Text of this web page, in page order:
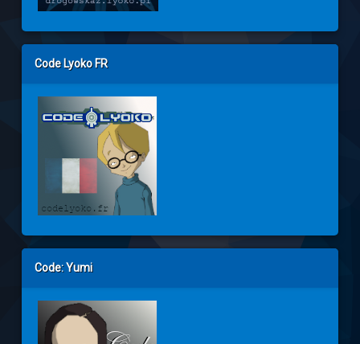
Code Lyoko FR
Code: Yumi